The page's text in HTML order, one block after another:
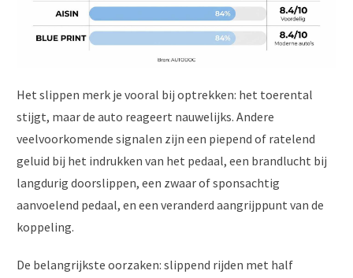
Het slippen merk je vooral bij optrekken: het toerental
stijgt, maar de auto reageert nauwelijks. Andere
veelvoorkomende signalen zijn een piepend of ratelend
geluid bij het indrukken van het pedaal, een brandlucht bij
langdurig doorslippen, een zwaar of sponsachtig
aanvoelend pedaal, en een veranderd aangrijppunt van de
koppeling.
De belangrijkste oorzaken: slippend rijden met half